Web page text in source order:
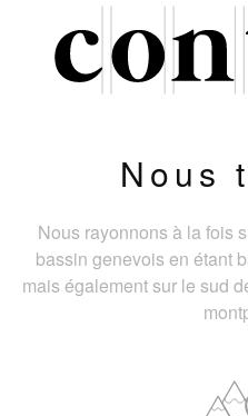
Nous
Nous rayonnons à la fois
bassin genevois en étant
mais également sur le sud